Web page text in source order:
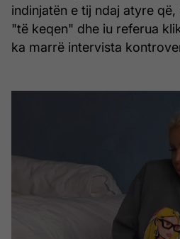
indinjatën e tij ndaj atyre
"të keqen" dhe iu referua
ka marrë intervista